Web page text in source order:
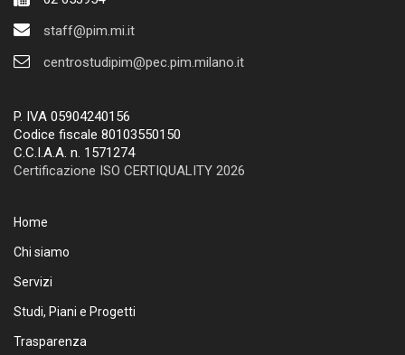
staff@pim.mi.it
centrostudipim@pec.pim.milano.it
P. IVA 05904240156
Codice fiscale 80103550150
C.C.I.A.A. n. 1571274
Certificazione ISO CERTIQUALITY 2026
Home
Chi siamo
Servizi
Studi, Piani e Progetti
Trasparenza